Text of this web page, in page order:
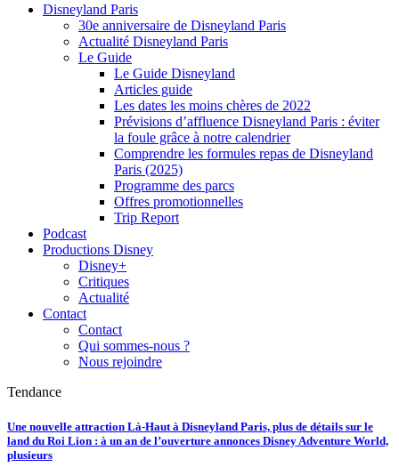
Disneyland Paris
30e anniversaire de Disneyland Paris
Actualité Disneyland Paris
Le Guide
Le Guide Disneyland
Articles guide
Les dates les moins chères de 2022
Prévisions d’affluence Disneyland Paris : éviter
la foule grâce à notre calendrier
Comprendre les formules repas de Disneyland
Paris (2025)
Programme des parcs
Offres promotionnelles
Trip Report
Podcast
Productions Disney
Disney+
Critiques
Actualité
Contact
Contact
Qui sommes-nous ?
Nous rejoindre
Tendance
Une nouvelle attraction Là-Haut à Disneyland Paris, plus de détails sur le
land du Roi Lion : à un an de l’ouverture annonces Disney Adventure World,
plusieurs